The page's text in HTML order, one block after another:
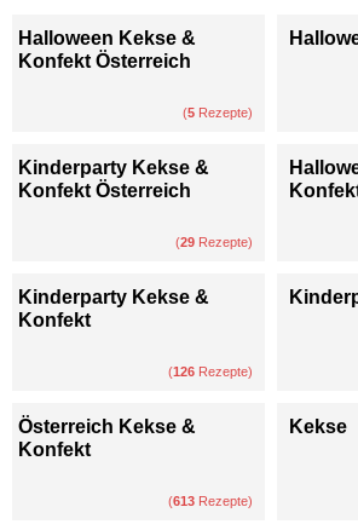
Halloween Kekse &
Konfekt Österreich
(5 Rezepte)
Kinderparty Kekse &
Konfekt Österreich
(29 Rezepte)
Kinderparty Kekse &
Konfekt
(126 Rezepte)
Österreich Kekse &
Konfekt
(613 Rezepte)
Kekse